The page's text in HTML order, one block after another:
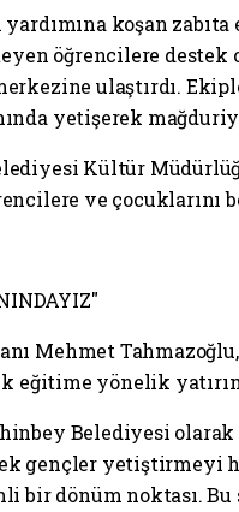
koşan
öğrencilere
ulaştırdı.
yetişerek
Kültür
ve çocuklarını
Mehmet
eğitime yönelik
Belediyesi
gençler yetiştirmeyi
bir dönüm noktası.